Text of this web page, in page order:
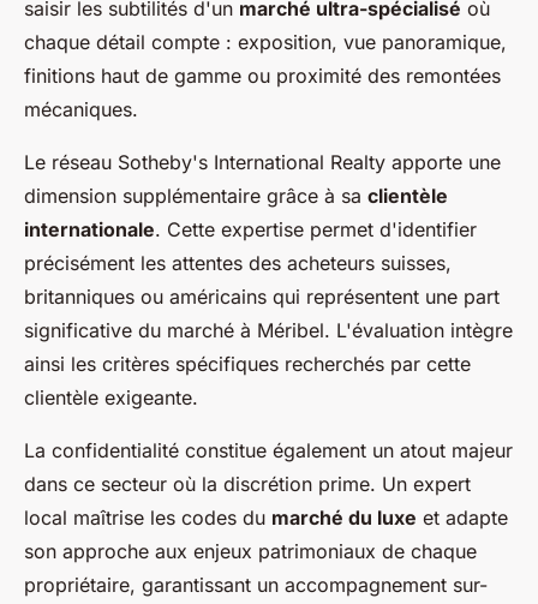
saisir les subtilités d'un marché ultra-spécialisé où
chaque détail compte : exposition, vue panoramique,
finitions haut de gamme ou proximité des remontées
mécaniques.
Le réseau Sotheby's International Realty apporte une
dimension supplémentaire grâce à sa clientèle
internationale. Cette expertise permet d'identifier
précisément les attentes des acheteurs suisses,
britanniques ou américains qui représentent une part
significative du marché à Méribel. L'évaluation intègre
ainsi les critères spécifiques recherchés par cette
clientèle exigeante.
La confidentialité constitue également un atout majeur
dans ce secteur où la discrétion prime. Un expert
local maîtrise les codes du marché du luxe et adapte
son approche aux enjeux patrimoniaux de chaque
propriétaire, garantissant un accompagnement sur-